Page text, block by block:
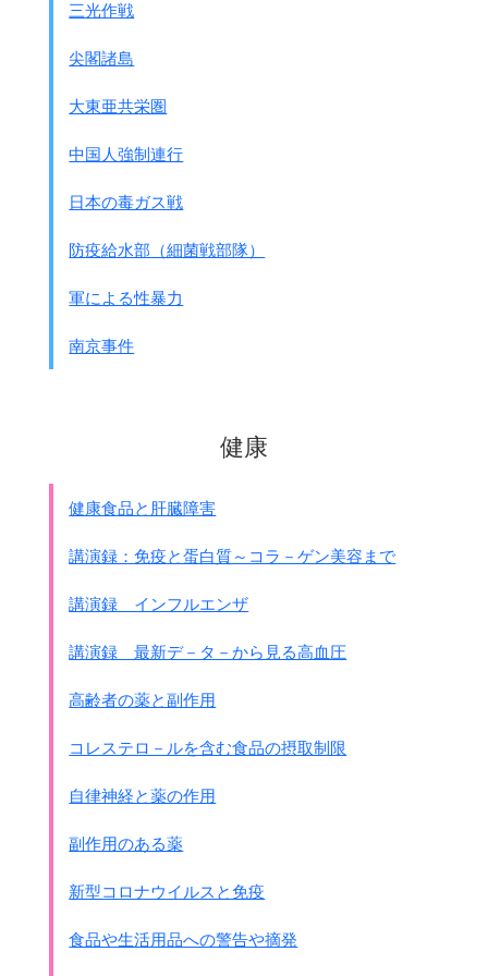
三光作戦
尖閣諸島
大東亜共栄圏
中国人強制連行
日本の毒ガス戦
防疫給水部（細菌戦部隊）
軍による性暴力
南京事件
健康
健康食品と肝臓障害
講演録：免疫と蛋白質～コラ－ゲン美容まで
講演録 インフルエンザ
講演録 最新デ－タ－から見る高血圧
高齢者の薬と副作用
コレステロ－ルを含む食品の摂取制限
自律神経と薬の作用
副作用のある薬
新型コロナウイルスと免疫
食品や生活用品への警告や摘発